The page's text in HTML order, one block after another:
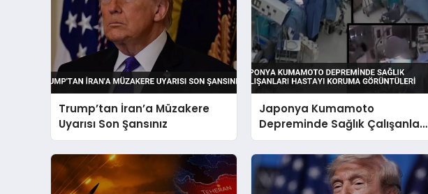
Trump’tan İran’a Müzakere
Uyarısı Son Şansınız
Japonya Kumamoto
Depreminde Sağlık Çalışanları
Hastayı Koruma Görüntüleri